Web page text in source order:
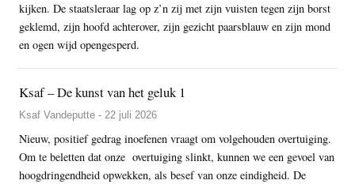
kijken. De staatsleraar lag op z’n zij met zijn vuisten tegen zijn borst
geklemd, zijn hoofd achterover, zijn gezicht paarsblauw en zijn mond
en ogen wijd opengesperd.
Ksaf – De kunst van het geluk 1
Ksaf Vandeputte - 22 juli 2026
Nieuw, positief gedrag inoefenen vraagt om volgehouden overtuiging.
Om te beletten dat onze overtuiging slinkt, kunnen we een gevoel van
hoogdringendheid opwekken, als besef van onze eindigheid. De